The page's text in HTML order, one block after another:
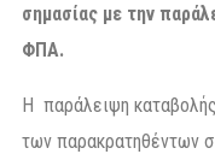
σημασίας με την
ΦΠΑ.
Η παράλειψη
των παρακρατηθέντων